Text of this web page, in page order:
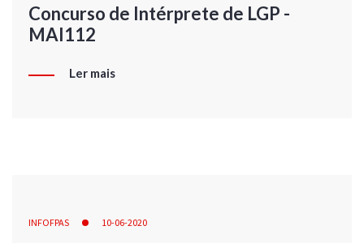
Concurso de Intérprete de LGP -
MAI112
Ler mais
INFOFPAS 10-06-2020